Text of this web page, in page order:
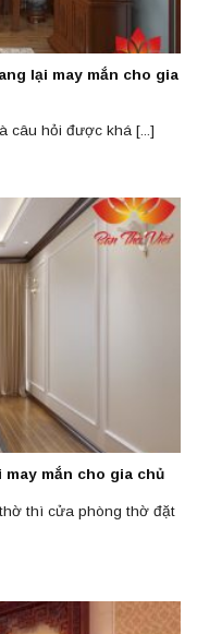
lại may mắn cho gia
câu hỏi được khá [...]
mắn cho gia chủ
thì cửa phòng thờ đặt